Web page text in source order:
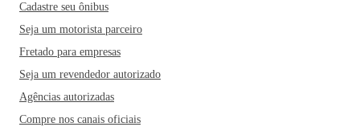
Cadastre seu ônibus
Seja um motorista parceiro
Fretado para empresas
Seja um revendedor autorizado
Agências autorizadas
Compre nos canais oficiais